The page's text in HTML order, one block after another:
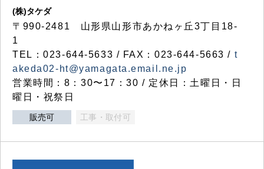
(株)タケダ
〒990-2481 山形県山形市あかねヶ丘3丁目18-
1
TEL：023-644-5633 / FAX：023-644-5663 / t
akeda02-ht@yamagata.email.ne.jp
営業時間：8：30〜17：30 / 定休日：土曜日・日
曜日・祝祭日
販売可 工事・取付可